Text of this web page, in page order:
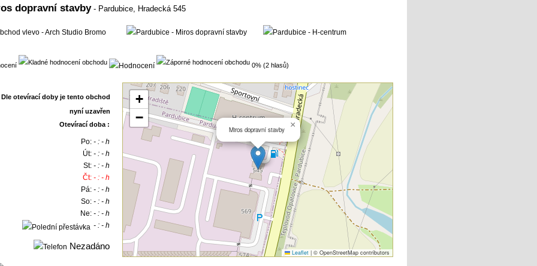
dopravní stavby- Pardubice, Hradecká 545
0% (2 hlasů)
Otevírací doba :
Po: - : - h
Út: - : - h
St: - : - h
Čt: - : - h
Pá: - : - h
So: - : - h
Ne: - : - h
- : - h
Nezadáno
Miros dopravní stavby ×
+
−
Leaflet | © OpenStreetMap contributors